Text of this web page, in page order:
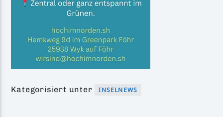
Kategorisiert unter INSELNEWS